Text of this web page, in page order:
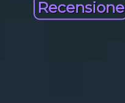
Recensione